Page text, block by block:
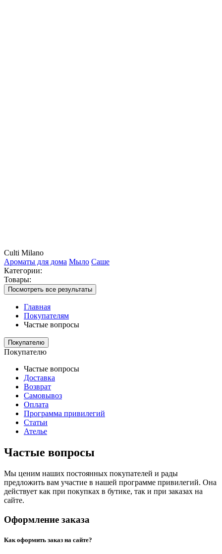
Culti Milano
Ароматы для дома Мыло Саше
Категории:
Товары:
Посмотреть все результаты
Главная
Покупателям
Частые вопросы
Покупателю
Покупателю
Частые вопросы
Доставка
Возврат
Самовывоз
Оплата
Программа привилегий
Статьи
Ателье
Частые вопросы
Мы ценим наших постоянных покупателей и рады
предложить вам участие в нашей программе привилегий. Она
действует как при покупках в бутике, так и при заказах на
сайте.
Оформление заказа
Как оформить заказ на сайте?